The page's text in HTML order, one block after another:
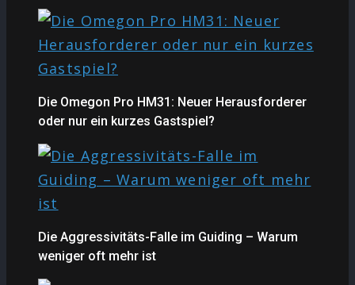
Die Omegon Pro HM31: Neuer Herausforderer
oder nur ein kurzes Gastspiel?
Die Aggressivitäts-Falle im Guiding – Warum
weniger oft mehr ist